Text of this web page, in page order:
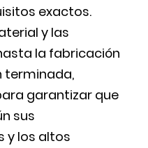
exactos.
y las
la fabricación
terminada,
garantizar que
sus
y los altos